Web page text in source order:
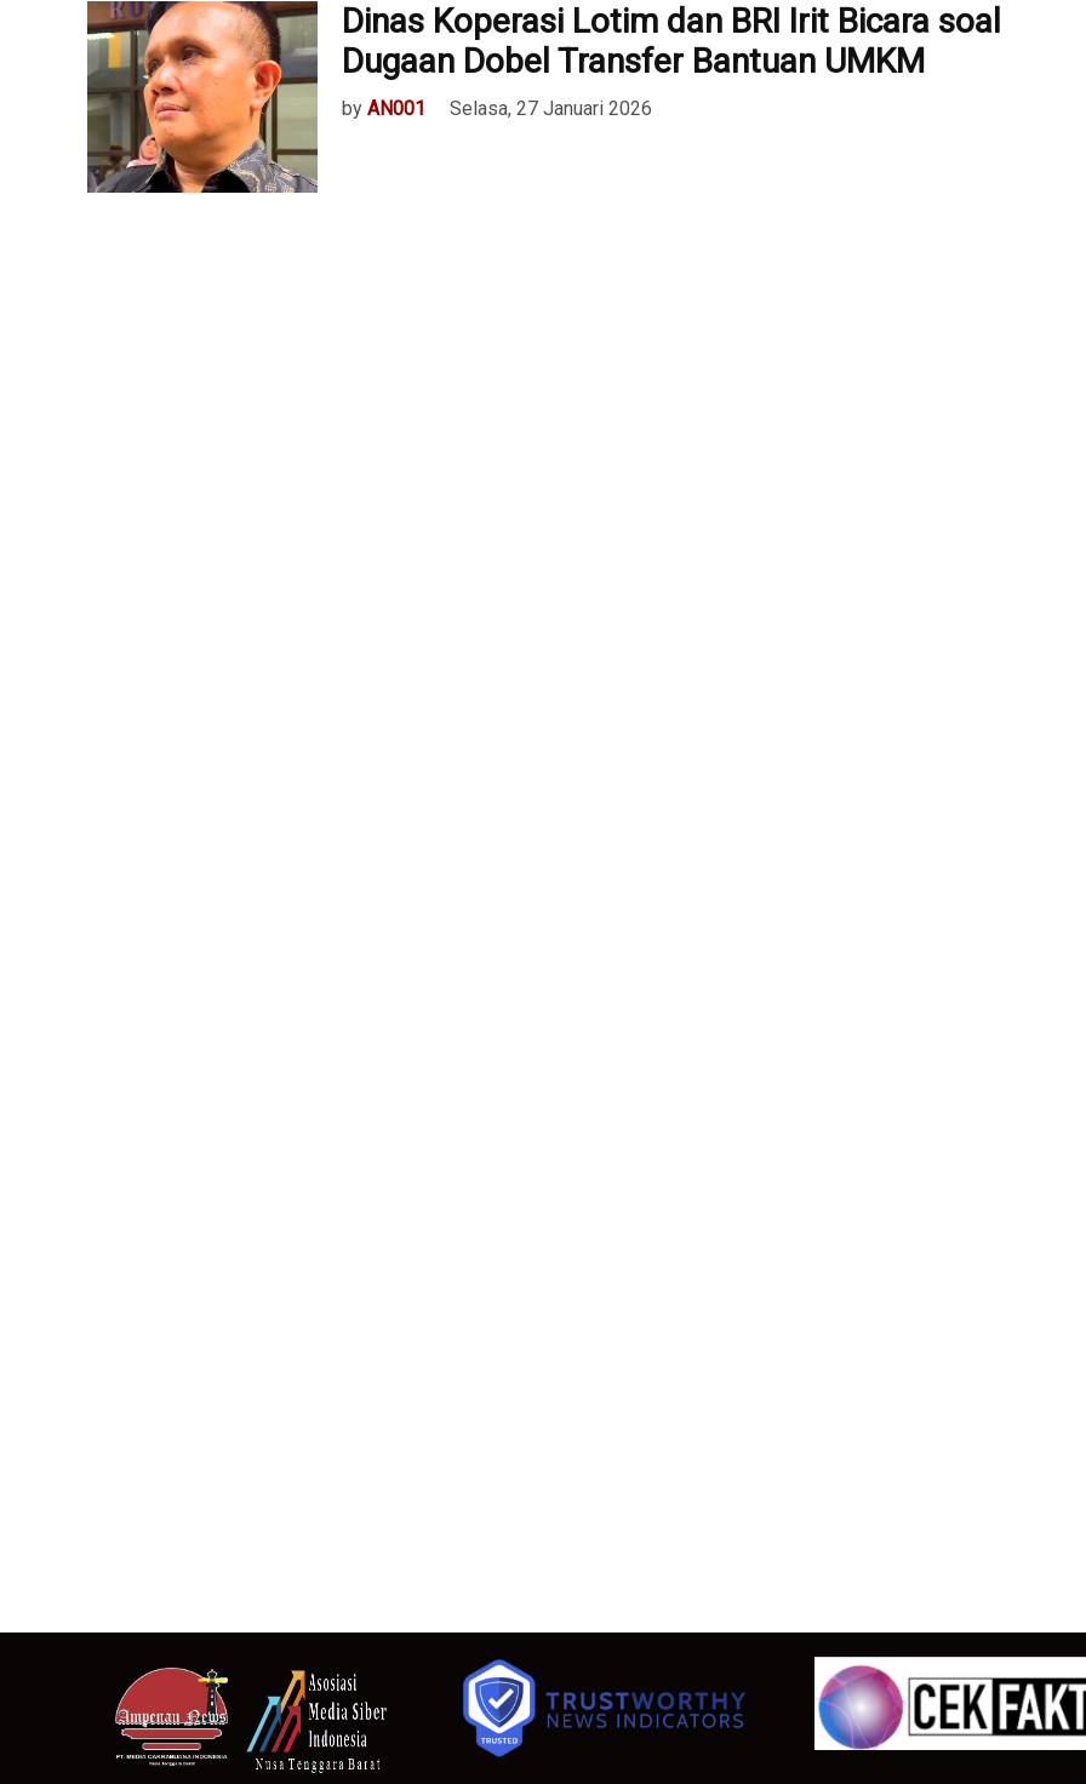
Dinas Koperasi Lotim dan BRI Irit Bicara soal
Dugaan Dobel Transfer Bantuan UMKM
by AN001 Selasa, 27 Januari 2026